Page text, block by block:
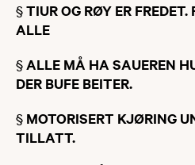
§TIUR OG RØY ER
ALLE
§ALLE MÅ HA SAUEREN
DER BUFE BEITER.
§ MOTORISERT KJØRING
TILLATT.